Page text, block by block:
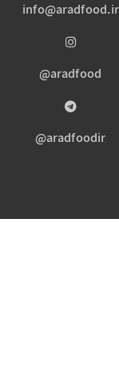
info@aradfood.ir
aradfood@
aradfoodir@